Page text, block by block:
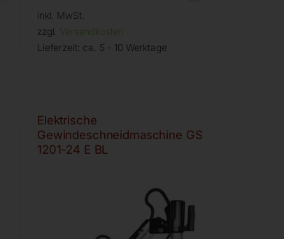
inkl. MwSt.
zzgl. Versandkosten
Lieferzeit: ca. 5 - 10 Werktage
Elektrische
Gewindeschneidmaschine GS
1201-24 E BL